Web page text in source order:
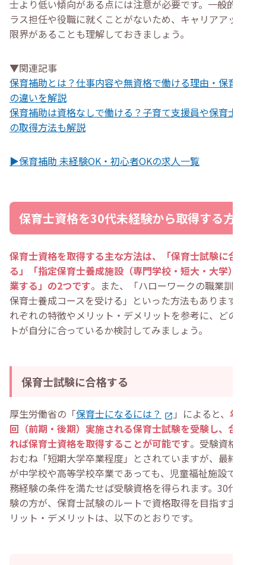
士より低い傾向がある点には注意が必要です。一般的にク
ラス担任や役職に就くことがないため、キャリアアップに
限界があることも理解しておきましょう。
▼関連記事
保育補助とは？仕事内容や無資格で働ける理由・保育士と
の違いを解説
保育補助は資格なしで働ける？子育て支援員や保育士資格
の取得方法も解説
▶保育補助 未経験OK・初心者OKの求人一覧
保育士資格を30代未経験から取得する方法
保育士資格を取得する主な方法は、「保育士試験に合格す
る」「指定保育士養成施設（専門学校・短大・大学）を卒
業する」の2つです。また、「ハローワークの職業訓練で
保育士養成コースを受ける」といった方法もあります。そ
れぞれの特徴やメリット・デメリットを参考に、どのルー
トが自分に合っているか検討してみましょう。
保育士試験に合格する
厚生労働省の「保育士になるには？ 」によると、 年に2
回（前期・後期）実施される保育士試験を受験し、合格す
れば保育士資格を取得することが可能です。受験資格はお
おむね「短期大学卒業程度」とされていますが、最終学歴
が中学校や高等学校卒業であっても、児童福祉施設での実
務経験の条件を満たせば受験資格を得られます。30代未経
験の方が、保育士試験のルートで資格取得を目指す主なメ
リット・デメリットは、以下のとおりです。